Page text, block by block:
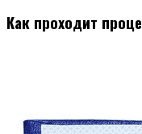
Как проходит